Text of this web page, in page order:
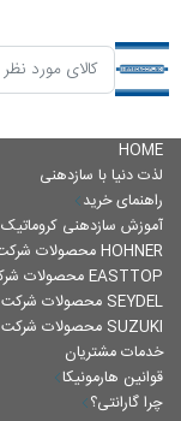
HOME
لذت دنیا با سازدهنی
راهنمای خرید
آموزش سازدهنی کروماتیک
محصولات شرکت هوهنر HOHNER
محصولات شرکت ایستاپ EASTTOP
محصولات شرکت سیدل SEYDEL
محصولات شرکت سوزوکی SUZUKI
خدمات مشتریان
قوانین هارمونیکا
چرا گارانتی؟